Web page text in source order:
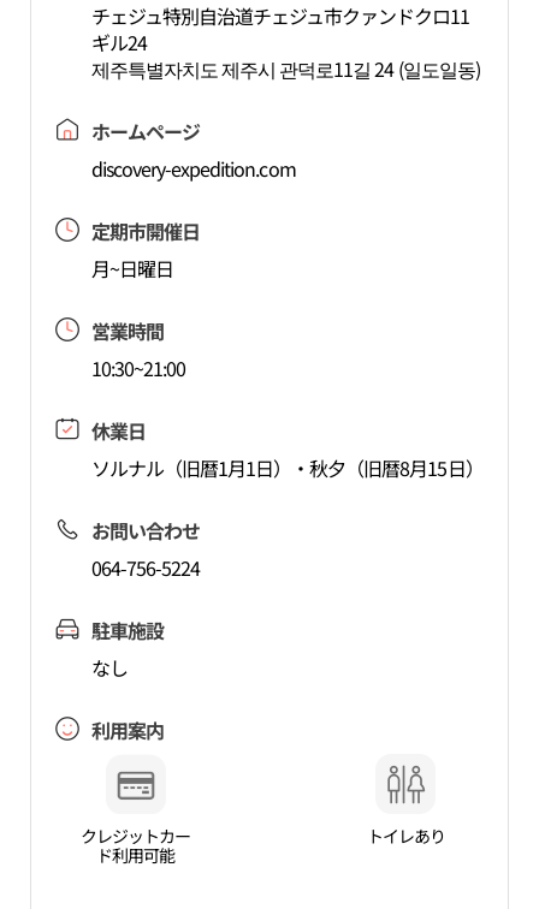
チェジュ特別自治道チェジュ市クァンドクロ11
ギル24
제주특별자치도 제주시 관덕로11길 24 (일도일동)
ホームページ
discovery-expedition.com
定期市開催日
月~日曜日
営業時間
10:30~21:00
休業日
ソルナル（旧暦1月1日）・秋夕（旧暦8月15日）
お問い合わせ
064-756-5224
駐車施設
なし
利用案内
クレジットカー
ド利用可能
トイレあり